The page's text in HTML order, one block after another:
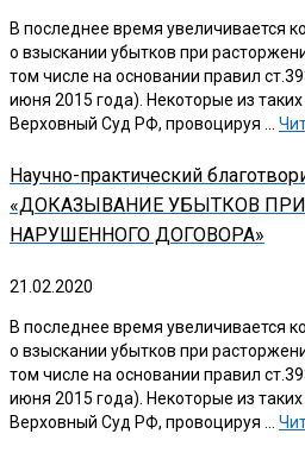
В последнее время увеличивается
о взыскании убытков при
том числе на основании правил
июня 2015 года). Некоторые из
Верховный Суд РФ, провоцируя …
Научно-практический
«ДОКАЗЫВАНИЕ УБЫТКОВ
НАРУШЕННОГО ДОГОВОРА»
21.02.2020
В последнее время увеличивается
о взыскании убытков при
том числе на основании правил
июня 2015 года). Некоторые из
Верховный Суд РФ, провоцируя …